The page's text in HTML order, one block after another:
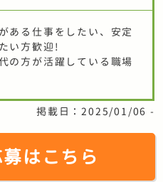
ある仕事をしたい、安定
い方歓迎!
の方が活躍している職場
掲載日：2025/01/06 -
募はこちら